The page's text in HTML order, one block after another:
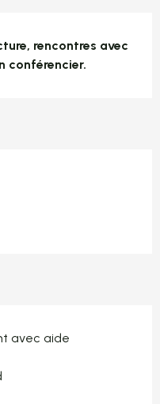
rencontres avec
conférencier.
avec aide